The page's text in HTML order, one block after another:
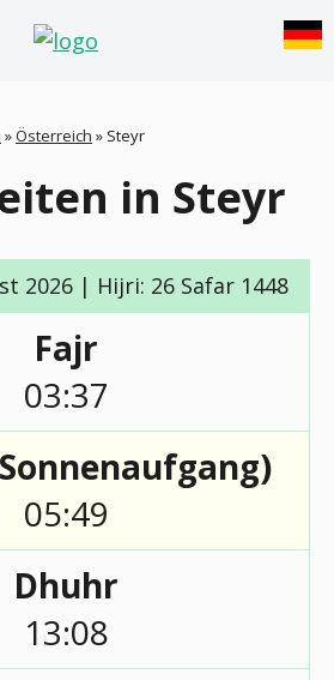
»Österreich » Steyr
in Steyr
2026 | Hijri: 26 Safar 1448
Fajr
03:37
05:49
Dhuhr
13:08